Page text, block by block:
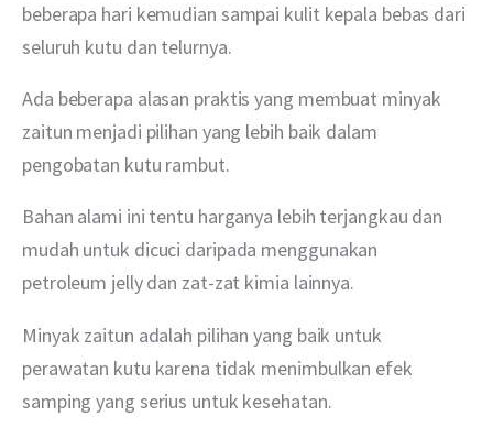
beberapa hari kemudian sampai kulit kepala bebas dari
seluruh kutu dan telurnya.
Ada beberapa alasan praktis yang membuat minyak
zaitun menjadi pilihan yang lebih baik dalam
pengobatan kutu rambut.
Bahan alami ini tentu harganya lebih terjangkau dan
mudah untuk dicuci daripada menggunakan
petroleum jelly dan zat-zat kimia lainnya.
Minyak zaitun adalah pilihan yang baik untuk
perawatan kutu karena tidak menimbulkan efek
samping yang serius untuk kesehatan.